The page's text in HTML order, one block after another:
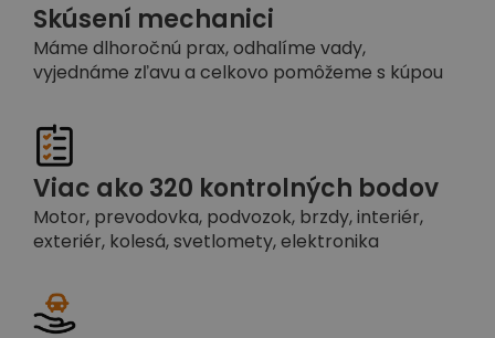
Skúsení mechanici
Máme dlhoročnú prax, odhalíme vady,
vyjednáme zľavu a celkovo pomôžeme s kúpou
Viac ako 320 kontrolných bodov
Motor, prevodovka, podvozok, brzdy, interiér,
exteriér, kolesá, svetlomety, elektronika